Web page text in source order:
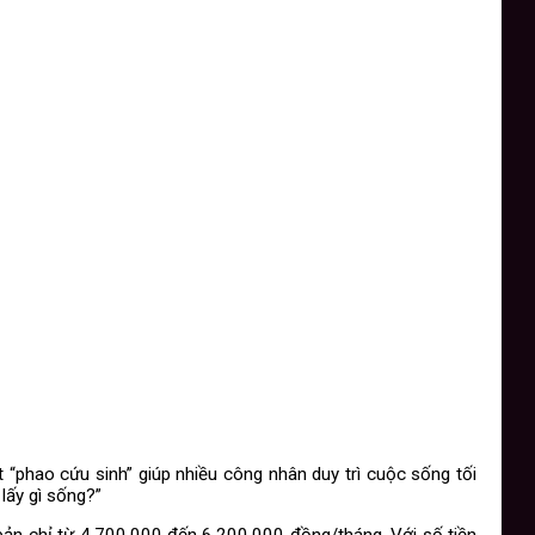
cứu sinh” giúp nhiều công nhân duy trì cuộc sống tối
gì sống?”